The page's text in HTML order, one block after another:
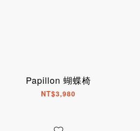
Papillon 蝴蝶椅
NT$3,980